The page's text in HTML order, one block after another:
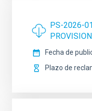
PS-2026-
Fecha de
Plazo de